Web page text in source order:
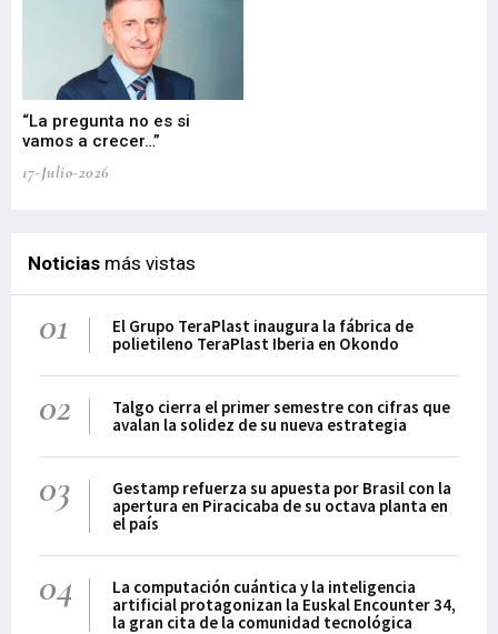
“La pregunta no es si
vamos a crecer…”
17-Julio-2026
Noticias más vistas
01
El Grupo TeraPlast inaugura la fábrica de
polietileno TeraPlast Iberia en Okondo
02
Talgo cierra el primer semestre con cifras que
avalan la solidez de su nueva estrategia
03
Gestamp refuerza su apuesta por Brasil con la
apertura en Piracicaba de su octava planta en
el país
04
La computación cuántica y la inteligencia
artificial protagonizan la Euskal Encounter 34,
la gran cita de la comunidad tecnológica